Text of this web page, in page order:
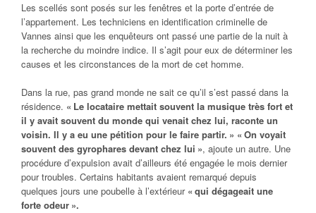
Les scellés sont posés sur les fenêtres et la porte d’entrée de
l’appartement. Les techniciens en identification criminelle de
Vannes ainsi que les enquêteurs ont passé une partie de la nuit à
la recherche du moindre indice. Il s’agit pour eux de déterminer les
causes et les circonstances de la mort de cet homme.
Dans la rue, pas grand monde ne sait ce qu’il s’est passé dans la
résidence. « Le locataire mettait souvent la musique très fort et
il y avait souvent du monde qui venait chez lui, raconte un
voisin. Il y a eu une pétition pour le faire partir. » « On voyait
souvent des gyrophares devant chez lui », ajoute un autre. Une
procédure d’expulsion avait d’ailleurs été engagée le mois dernier
pour troubles. Certains habitants avaient remarqué depuis
quelques jours une poubelle à l’extérieur « qui dégageait une
forte odeur ».